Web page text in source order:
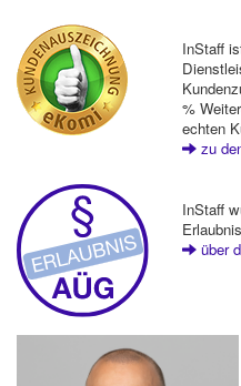
InStaff
%
echten
zu
InStaff
über